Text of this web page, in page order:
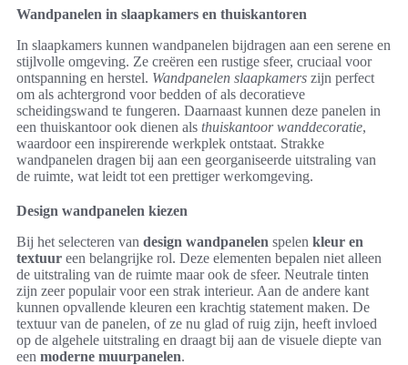
Wandpanelen in slaapkamers en thuiskantoren
In slaapkamers kunnen wandpanelen bijdragen aan een serene en
stijlvolle omgeving. Ze creëren een rustige sfeer, cruciaal voor
ontspanning en herstel. Wandpanelen slaapkamers zijn perfect
om als achtergrond voor bedden of als decoratieve
scheidingswand te fungeren. Daarnaast kunnen deze panelen in
een thuiskantoor ook dienen als thuiskantoor wanddecoratie,
waardoor een inspirerende werkplek ontstaat. Strakke
wandpanelen dragen bij aan een georganiseerde uitstraling van
de ruimte, wat leidt tot een prettiger werkomgeving.
Design wandpanelen kiezen
Bij het selecteren van design wandpanelen spelen kleur en
textuur een belangrijke rol. Deze elementen bepalen niet alleen
de uitstraling van de ruimte maar ook de sfeer. Neutrale tinten
zijn zeer populair voor een strak interieur. Aan de andere kant
kunnen opvallende kleuren een krachtig statement maken. De
textuur van de panelen, of ze nu glad of ruig zijn, heeft invloed
op de algehele uitstraling en draagt bij aan de visuele diepte van
een moderne muurpanelen.